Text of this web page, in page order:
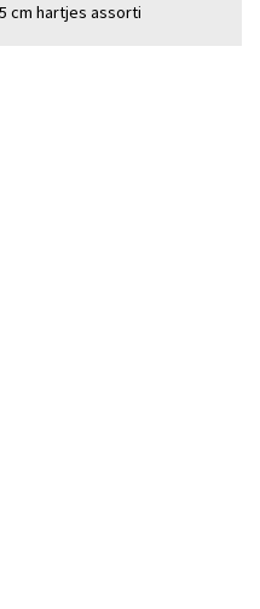
cm hartjes assorti